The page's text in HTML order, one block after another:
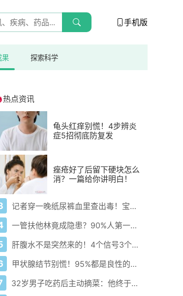
手机版
果 探索科学
热点资讯
龟头红痒别慌！4步辨炎
症5招彻底防复发
痤疮好了后留下硬块怎么
消？一篇给你讲明白！
记者穿一晚纸尿裤血里查出毒！宝宝血液浓度竟是成人的5倍？
一管扶他林竟成隐患？90%人第一步就错了！
肝腹水不是突然来的！4个信号3个管理要点别等肚子鼓起来
甲状腺结节别慌！95%都是良性的科学应对指南
32岁男子吃药后主动摘菜：他终于活过来了？